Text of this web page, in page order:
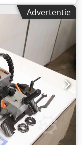
max. 20
-Gewicht: 24 kg
Advertentie